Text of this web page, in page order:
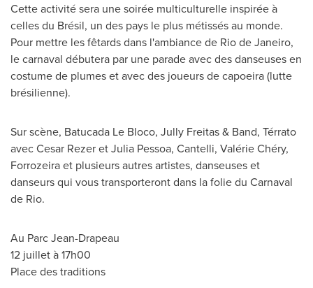
Cette activité sera une soirée multiculturelle inspirée à
celles du Brésil, un des pays le plus métissés au monde.
Pour mettre les fêtards dans l'ambiance de Rio de Janeiro,
le carnaval débutera par une parade avec des danseuses en
costume de plumes et avec des joueurs de capoeira (lutte
brésilienne).
Sur scène, Batucada Le Bloco, Jully Freitas& Band, Térrato
avecCesar RezeretJulia Pessoa, Cantelli, Valérie Chéry,
Forrozeira et plusieurs autres artistes, danseuses et
danseurs qui vous transporteront dans la folie du Carnaval
de Rio.
Au Parc Jean-Drapeau
12 juillet à 17h00
Place des traditions